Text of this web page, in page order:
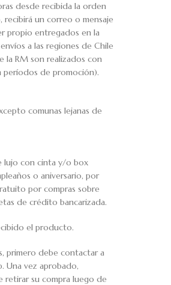
desde recibida la orden
un correo o mensaje
propio entregados en la
a las regiones de Chile
la RM son realizados con
períodos de promoción).
comunas lejanas de
lujo con cinta y/o box
o aniversario, por
por compras sobre
de crédito bancarizada.
el producto.
primero debe contactar a
Una vez aprobado,
retirar su compra luego de